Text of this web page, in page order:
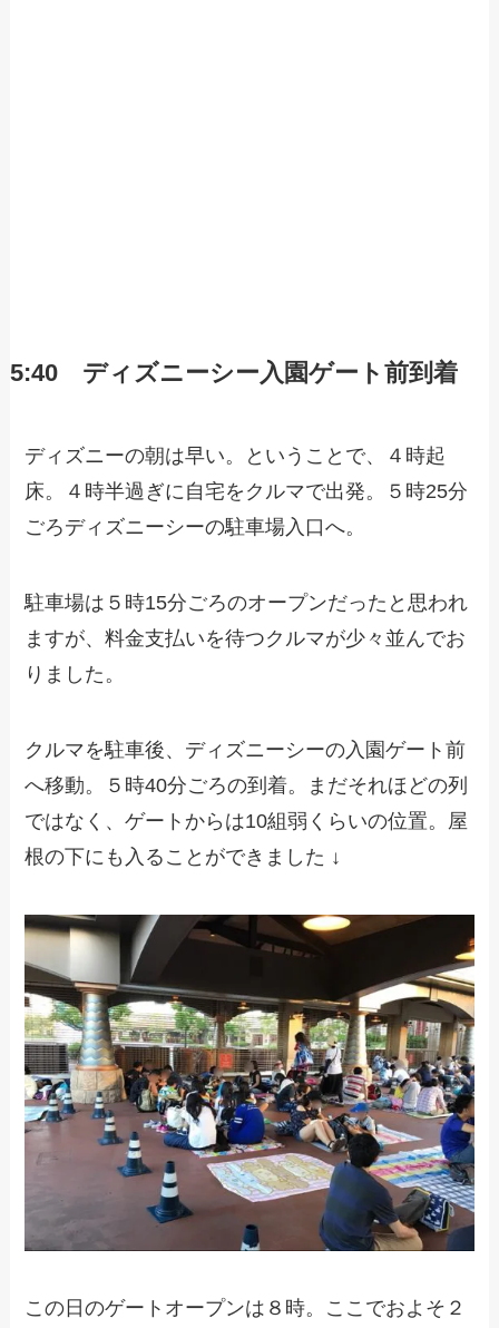
5:40 ディズニーシー入園ゲート前到着
ディズニーの朝は早い。ということで、４時起
床。４時半過ぎに自宅をクルマで出発。５時25分
ごろディズニーシーの駐車場入口へ。
駐車場は５時15分ごろのオープンだったと思われ
ますが、料金支払いを待つクルマが少々並んでお
りました。
クルマを駐車後、ディズニーシーの入園ゲート前
へ移動。５時40分ごろの到着。まだそれほどの列
ではなく、ゲートからは10組弱くらいの位置。屋
根の下にも入ることができました ↓
この日のゲートオープンは８時。ここでおよそ２